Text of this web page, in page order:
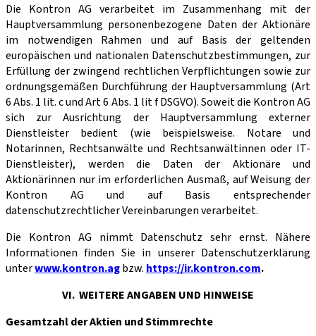
Die Kontron AG verarbeitet im Zusammenhang mit der
Hauptversammlung personenbezogene Daten der Aktionäre
im notwendigen Rahmen und auf Basis der geltenden
europäischen und nationalen Datenschutzbestimmungen, zur
Erfüllung der zwingend rechtlichen Verpflichtungen sowie zur
ordnungsgemäßen Durchführung der Hauptversammlung (Art
6 Abs. 1 lit. c und Art 6 Abs. 1 lit f DSGVO). Soweit die Kontron AG
sich zur Ausrichtung der Hauptversammlung externer
Dienstleister bedient (wie beispielsweise. Notare und
Notarinnen, Rechtsanwälte und Rechtsanwältinnen oder IT-
Dienstleister), werden die Daten der Aktionäre und
Aktionärinnen nur im erforderlichen Ausmaß, auf Weisung der
Kontron AG und auf Basis entsprechender
datenschutzrechtlicher Vereinbarungen verarbeitet.
Die Kontron AG nimmt Datenschutz sehr ernst. Nähere
Informationen finden Sie in unserer Datenschutzerklärung
unterwww.kontron.agbzw. https://ir.kontron.com.
VI. WEITERE ANGABEN UND HINWEISE
Gesamtzahl der Aktien und Stimmrechte